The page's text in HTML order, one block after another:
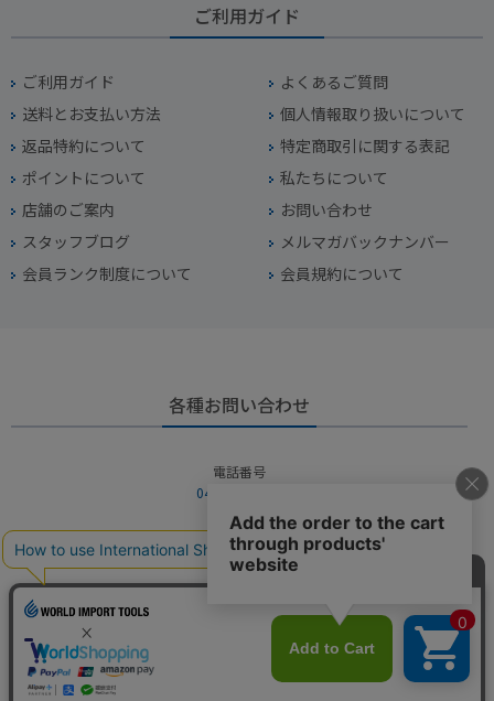
ご利用ガイド
ご利用ガイド
よくあるご質問
送料とお支払い方法
個人情報取り扱いについて
返品特約について
特定商取引に関する表記
ポイントについて
私たちについて
店舗のご案内
お問い合わせ
スタッフブログ
メルマガバックナンバー
会員ランク制度について
会員規約について
各種お問い合わせ
電話番号
045-949-2451
営業時間
10：00～19：00
お問い合わせフォームからお問い合わせ